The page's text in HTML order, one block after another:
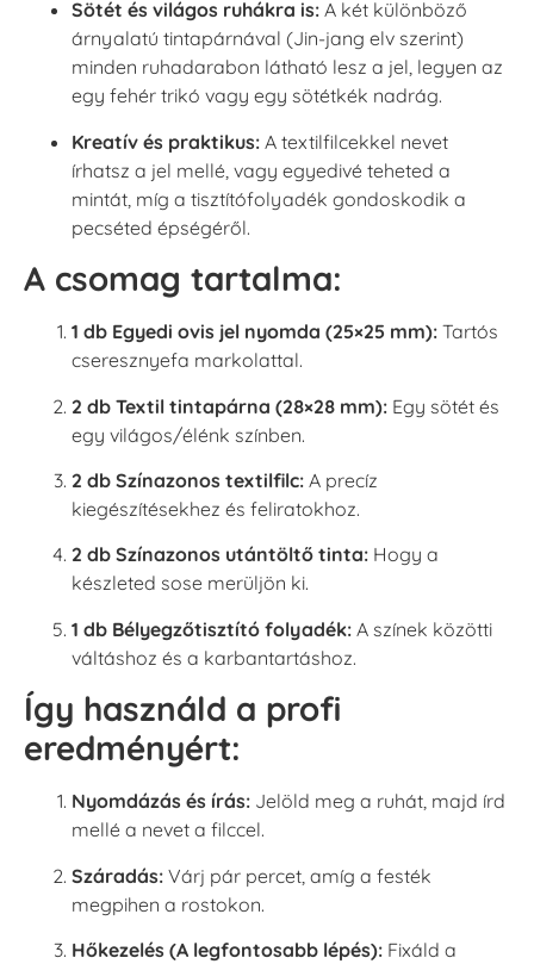
Sötét és világos ruhákra is: A két különböző
árnyalatú tintapárnával (Jin-jang elv szerint)
minden ruhadarabon látható lesz a jel, legyen az
egy fehér trikó vagy egy sötétkék nadrág.
Kreatív és praktikus: A textilfilcekkel nevet
írhatsz a jel mellé, vagy egyedivé teheted a
mintát, míg a tisztítófolyadék gondoskodik a
pecséted épségéről.
A csomag tartalma:
1 db Egyedi ovis jel nyomda (25×25 mm): Tartós
cseresznyefa markolattal.
2 db Textil tintapárna (28×28 mm): Egy sötét és
egy világos/élénk színben.
2 db Színazonos textilfilc: A precíz
kiegészítésekhez és feliratokhoz.
2 db Színazonos utántöltő tinta: Hogy a
készleted sose merüljön ki.
1 db Bélyegzőtisztító folyadék: A színek közötti
váltáshoz és a karbantartáshoz.
Így használd a profi
eredményért:
Nyomdázás és írás: Jelöld meg a ruhát, majd írd
mellé a nevet a filccel.
Száradás: Várj pár percet, amíg a festék
megpihen a rostokon.
Hőkezelés (A legfontosabb lépés): Fixáld a